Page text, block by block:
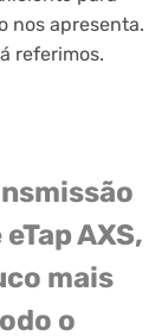
nos apresenta.
referimos.
AXS,
mais
o